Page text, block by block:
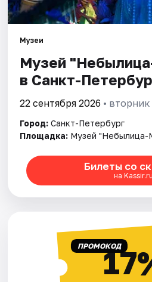
Музеи
Музей
в Санкт-
22 сентября 2026 • вторник
Город: Санкт-Петербург
Площадка: Музей "Небылица-
Билеты со
на Kassir.ru
ПРОМОКОД